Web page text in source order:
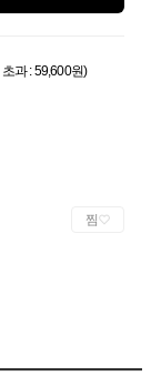
과 : 59,600원)
찜